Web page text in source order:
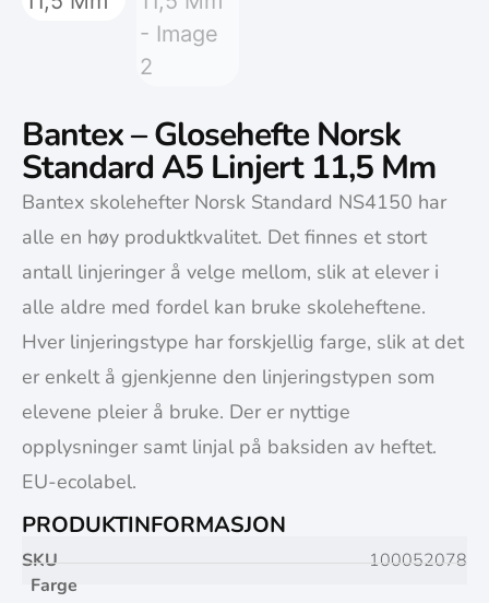
Bantex – Glosehefte Norsk
Standard A5 Linjert 11,5 Mm
Bantex skolehefter Norsk Standard NS4150 har
alle en høy produktkvalitet. Det finnes et stort
antall linjeringer å velge mellom, slik at elever i
alle aldre med fordel kan bruke skoleheftene.
Hver linjeringstype har forskjellig farge, slik at det
er enkelt å gjenkjenne den linjeringstypen som
elevene pleier å bruke. Der er nyttige
opplysninger samt linjal på baksiden av heftet.
EU-ecolabel.
PRODUKTINFORMASJON
SKU
100052078
Farge